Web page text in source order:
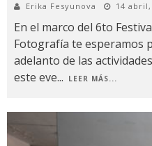
Erika Fesyunova 14 abril,
En el marco del 6to
Fotografía te esperamos
adelanto de las
este eve... LEER MÁS...